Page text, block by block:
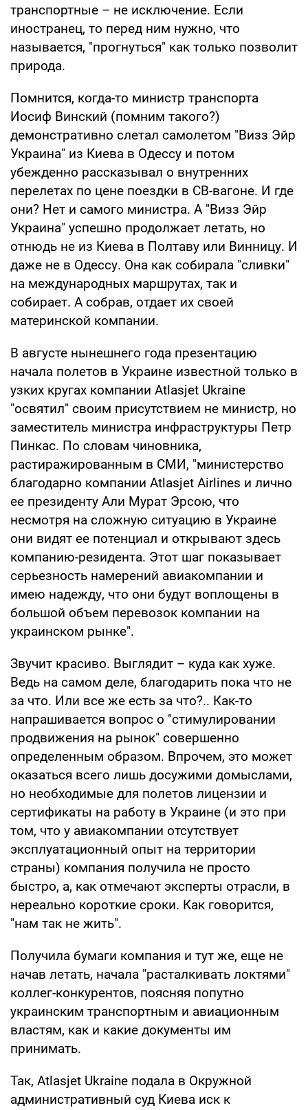
транспортные – не исключение. Если
иностранец, то перед ним нужно, что
называется, "прогнуться" как только позволит
природа.
Помнится, когда-то министр транспорта
Иосиф Винский (помним такого?)
демонстративно слетал самолетом "Визз Эйр
Украина" из Киева в Одессу и потом
убежденно рассказывал о внутренних
перелетах по цене поездки в СВ-вагоне. И где
они? Нет и самого министра. А "Визз Эйр
Украина" успешно продолжает летать, но
отнюдь не из Киева в Полтаву или Винницу. И
даже не в Одессу. Она как собирала "сливки"
на международных маршрутах, так и
собирает. А собрав, отдает их своей
материнской компании.
В августе нынешнего года презентацию
начала полетов в Украине известной только в
узких кругах компании Atlasjet Ukraine
"освятил" своим присутствием не министр, но
заместитель министра инфраструктуры Петр
Пинкас. По словам чиновника,
растиражированным в СМИ, "министерство
благодарно компании Atlasjet Airlines и лично
ее президенту Али Мурат Эрсою, что
несмотря на сложную ситуацию в Украине
они видят ее потенциал и открывают здесь
компанию-резидента. Этот шаг показывает
серьезность намерений авиакомпании и
имею надежду, что они будут воплощены в
большой объем перевозок компании на
украинском рынке".
Звучит красиво. Выглядит – куда как хуже.
Ведь на самом деле, благодарить пока что не
за что. Или все же есть за что?.. Как-то
напрашивается вопрос о "стимулировании
продвижения на рынок" совершенно
определенным образом. Впрочем, это может
оказаться всего лишь досужими домыслами,
но необходимые для полетов лицензии и
сертификаты на работу в Украине (и это при
том, что у авиакомпании отсутствует
эксплуатационный опыт на территории
страны) компания получила не просто
быстро, а, как отмечают эксперты отрасли, в
нереально короткие сроки. Как говорится,
"нам так не жить".
Получила бумаги компания и тут же, еще не
начав летать, начала "расталкивать локтями"
коллег-конкурентов, поясняя попутно
украинским транспортным и авиационным
властям, как и какие документы им
принимать.
Так, Atlasjet Ukraine подала в Окружной
административный суд Киева иск к